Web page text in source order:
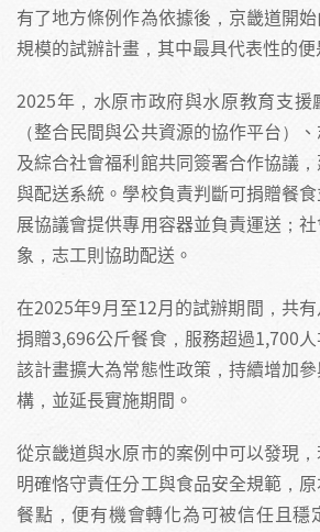
有了地方條例作為依據後，京畿道開
規模的試辦計畫，其中最具代表性的便
2025年，水原市政府與水原教育支
（整合民間與公共資源的協作平台）
及綜合社會福利館共同簽署合作協議
與配送系統。學校負責判斷可捐贈餐
展協議會提供專用容器並負責運送；
象，志工則協助配送。
在2025年9月至12月的試辦期間，共
捐贈3,696公斤餐食，服務超過1,700
該計畫擴大為常態性政策，持續增加
構，並延長實施期間。
從京畿道與水原市的案例中可以發現
明確恪守責任分工與食品安全規範，
餐點，便有機會轉化為可被信任且穩